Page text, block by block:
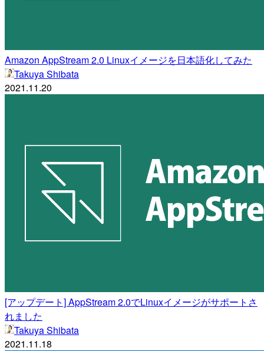
Amazon AppStream 2.0 Linuxイメージを日本語化してみた
Takuya Shibata
2021.11.20
[アップデート] AppStream 2.0でLinuxイメージがサポートさ
れました
Takuya Shibata
2021.11.18